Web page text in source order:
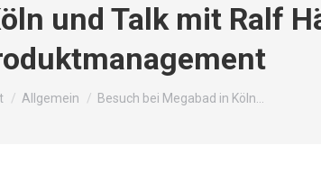
und Talk mit Ralf
sich hier:
Allgemein Besuch bei Megabad in Köln…